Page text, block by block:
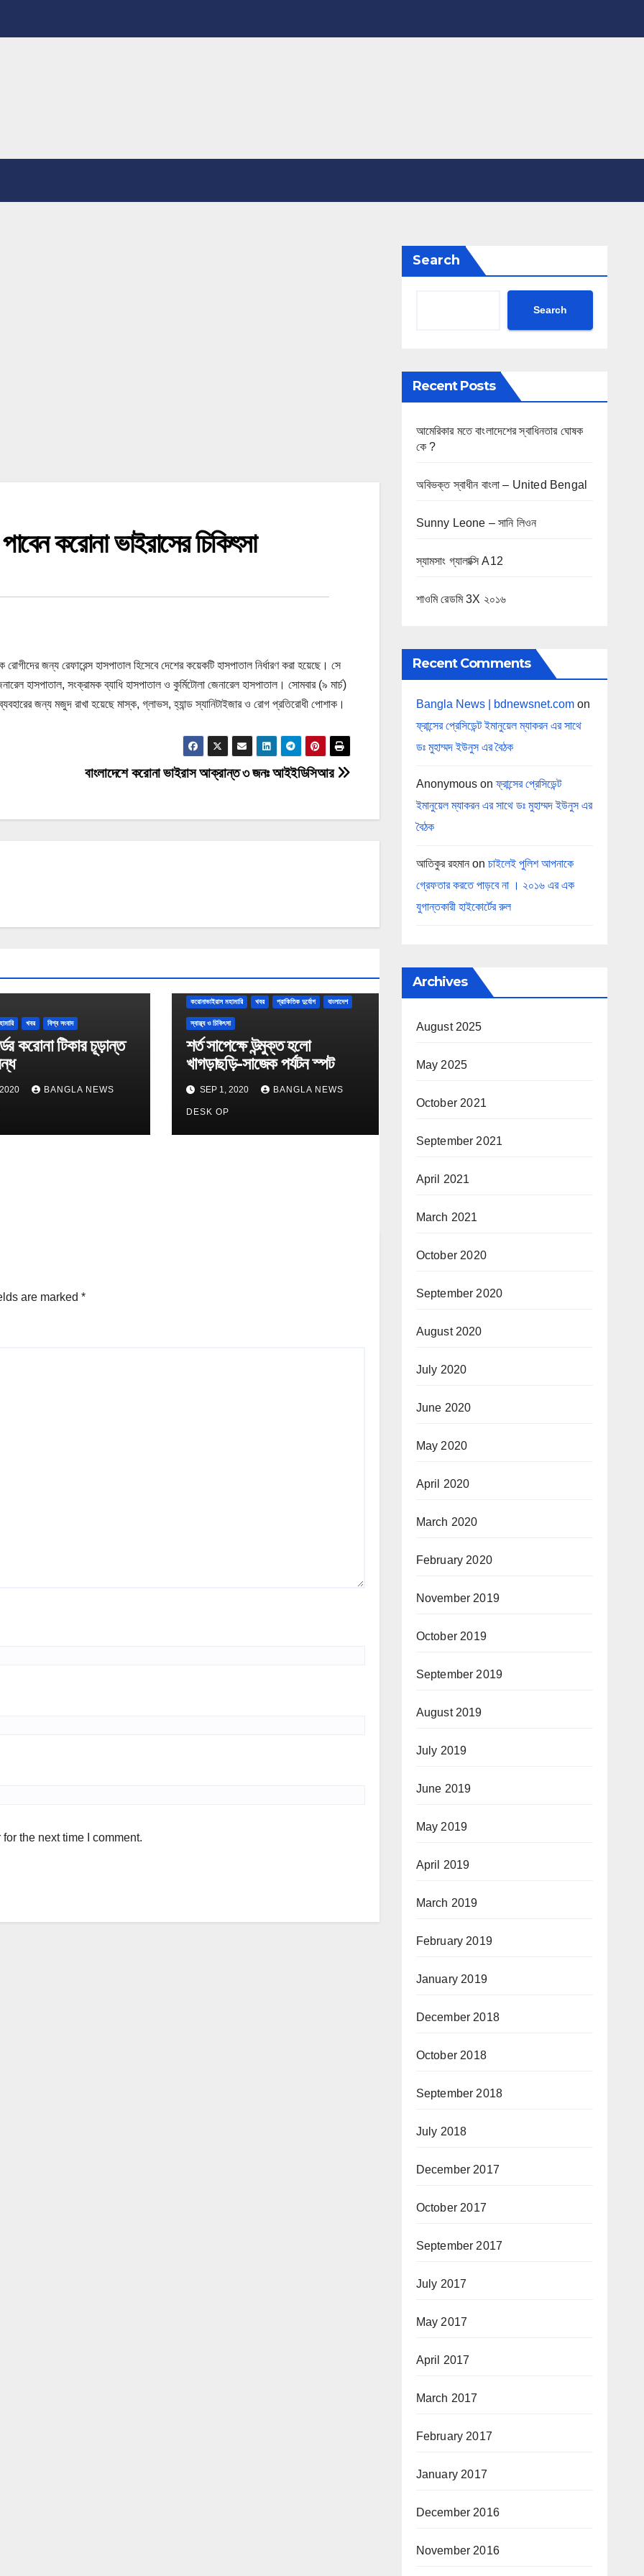
করোনা ভাইরাসের চিকিৎসা
জন্য রেফারেন্স হাসপাতাল হিসেবে দেশের কয়েকটি হাসপাতাল নির্ধারণ করা হয়েছে। সে
হাসপাতাল, সংক্রামক ব্যাধি হাসপাতাল ও কুর্মিটোলা জেনারেল হাসপাতাল। সোমবার (৯ মার্চ)
জন্য মজুদ রাখা হয়েছে মাস্ক, গ্লাভস, হ্যান্ড স্যানিটাইজার ও রোগ প্রতিরোধী পোশাক।
বাংলাদেশে করোনা ভাইরাস আক্রান্ত ৩ জনঃ আইইডিসিআর
খবর বিশ্ব সংবাদ
করোনা টিকার চূড়ান্ত
BANGLA NEWS
করোনাভাইরাস মহামারি খবর প্রাকিতিক দুর্যোগ বাংলাদেশ
স্বাস্থ্য ও চিকিৎসা
শর্ত সাপেক্ষে উন্মুক্ত হলো
খাগড়াছড়ি-সাজেক পর্যটন স্পট
SEP 1, 2020 BANGLA NEWS
DESK OP
are marked *
the next time I comment.
Search
Search
Recent Posts
আমেরিকার মতে বাংলাদেশের স্বাধিনতার ঘোষক
কে ?
অবিভক্ত স্বাধীন বাংলা – United Bengal
Sunny Leone – সানি লিওন
স্যামসাং গ্যালাক্সি A12
শাওমি রেডমি 3X ২০১৬
Recent Comments
Bangla News | bdnewsnet.comon
ফ্রান্সের প্রেসিডেন্ট ইমানুয়েল ম্যাকরন এর সাথে
ডঃ মুহাম্মদ ইউনুস এর বৈঠক
Anonymousonফ্রান্সের প্রেসিডেন্ট
ইমানুয়েল ম্যাকরন এর সাথে ডঃ মুহাম্মদ ইউনুস এর
বৈঠক
আতিকুর রহমানon চাইলেই পুলিশ আপনাকে
গ্রেফতার করতে পাড়বে না । ২০১৬ এর এক
যুগান্তকারী হাইকোর্টের রুল
Archives
August 2025
May 2025
October 2021
September 2021
April 2021
March 2021
October 2020
September 2020
August 2020
July 2020
June 2020
May 2020
April 2020
March 2020
February 2020
November 2019
October 2019
September 2019
August 2019
July 2019
June 2019
May 2019
April 2019
March 2019
February 2019
January 2019
December 2018
October 2018
September 2018
July 2018
December 2017
October 2017
September 2017
July 2017
May 2017
April 2017
March 2017
February 2017
January 2017
December 2016
November 2016